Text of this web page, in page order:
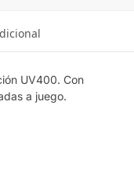
UV400. Con
a juego.